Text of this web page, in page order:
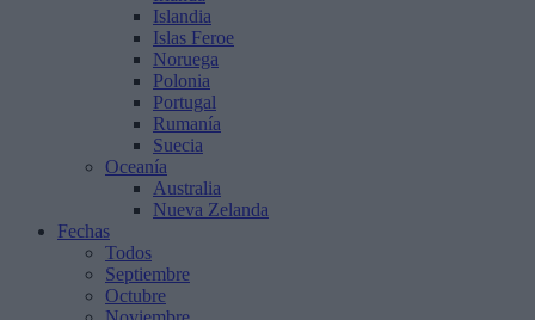
Islandia
Islas Feroe
Noruega
Polonia
Portugal
Rumanía
Suecia
Oceanía
Australia
Nueva Zelanda
Fechas
Todos
Septiembre
Octubre